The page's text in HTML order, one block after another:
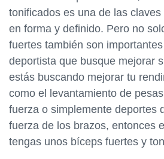
tonificados es una de las
en forma y definido. Pero no
fuertes también son
deportista que busque mejorar
estás buscando mejorar tu
como el levantamiento de
fuerza o simplemente deportes
fuerza de los brazos, entonces
tengas unos bíceps fuertes y